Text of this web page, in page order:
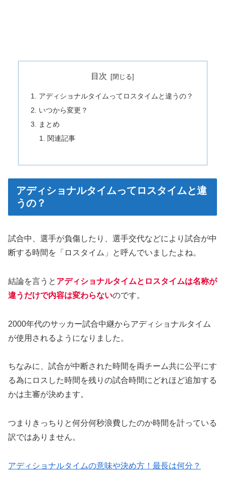
目次
アディショナルタイムってロスタイムと違うの？
いつから変更？
まとめ
関連記事
アディショナルタイムってロスタイムと違
うの？
試合中、選手が負傷したり、選手交代などにより試合が中
断する時間を「ロスタイム」と呼んでいましたよね。
結論を言うと アディショナルタイムとロスタイムは名称が
違うだけで内容は変わらないのです。
2000年代のサッカー試合中継からアディショナルタイム
が使用されるようになりました。
ちなみに、試合が中断された時間を両チーム共に公平にす
る為にロスした時間を残りの試合時間にどれほど追加する
かは主審が決めます。
つまりきっちりと何分何秒浪費したのか時間を計っている
訳ではありません。
アディショナルタイムの意味や決め方！最長は何分？